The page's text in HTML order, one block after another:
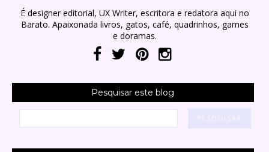
É designer editorial, UX Writer, escritora e redatora aqui no
Barato. Apaixonada livros, gatos, café, quadrinhos, games
e doramas.
Pesquisar este blog